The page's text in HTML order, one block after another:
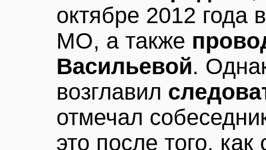
октябре 2012 года
МО, а также
Васильевой.
возглавил
отмечал
это после того,